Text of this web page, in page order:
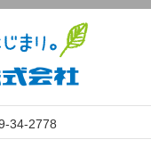
34-2778